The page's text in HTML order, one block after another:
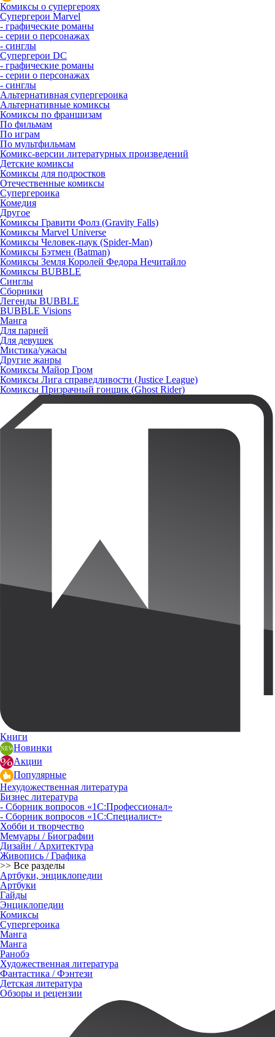
Комиксы о супергероях
Супергерои Marvel
- графические романы
- серии о персонажах
- синглы
Супергерои DC
- графические романы
- серии о персонажах
- синглы
Альтернативная супергероика
Альтернативные комиксы
Комиксы по франшизам
По фильмам
По играм
По мультфильмам
Комикс-версии литературных произведений
Детские комиксы
Комиксы для подростков
Отечественные комиксы
Супергероика
Комедия
Другое
Комиксы Гравити Фолз (Gravity Falls)
Комиксы Marvel Universe
Комиксы Человек-паук (Spider-Man)
Комиксы Бэтмен (Batman)
Комиксы Земля Королей Федора Нечитайло
Комиксы BUBBLE
Синглы
Сборники
Легенды BUBBLE
BUBBLE Visions
Манга
Для парней
Для девушек
Мистика/ужасы
Другие жанры
Комиксы Майор Гром
Комиксы Лига справедливости (Justice League)
Комиксы Призрачный гонщик (Ghost Rider)
Книги
Новинки
Акции
Популярные
Нехудожественная литература
Бизнес литература
- Сборник вопросов «1С:Профессионал»
- Сборник вопросов «1С:Специалист»
Хобби и творчество
Мемуары / Биографии
Дизайн / Архитектура
Живопись / Графика
>> Все разделы
Артбуки, энциклопедии
Артбуки
Гайды
Энциклопедии
Комиксы
Супергероика
Манга
Манга
Ранобэ
Художественная литература
Фантастика / Фэнтези
Детская литература
Обзоры и рецензии